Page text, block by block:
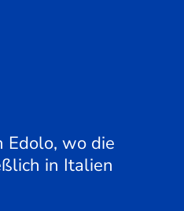
Edolo, wo die
in Italien